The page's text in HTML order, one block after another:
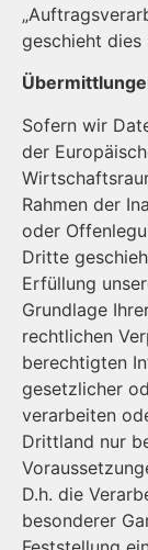
geschieht dies
Sofern wir
der
Rahmen der
oder
Dritte
Erfüllung
Grundlage
rechtlichen
berechtigten
gesetzlicher
verarbeiten
Drittland nur
D.h. die
besonderer